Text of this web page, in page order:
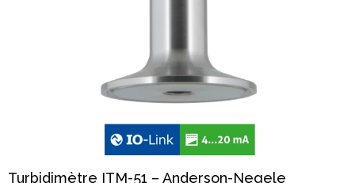
Turbidimètre ITM-51 – Anderson-Negele